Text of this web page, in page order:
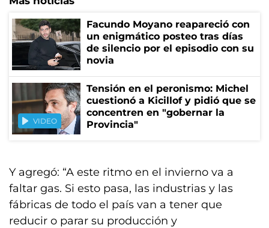
Facundo Moyano reapareció con
un enigmático posteo tras días
de silencio por el episodio con su
novia
VIDEO
Tensión en el peronismo: Michel
cuestionó a Kicillof y pidió que se
concentren en "gobernar la
Provincia"
Y agregó: “A este ritmo en el invierno va a
faltar gas. Si esto pasa, las industrias y las
fábricas de todo el país van a tener que
reducir o parar su producción y